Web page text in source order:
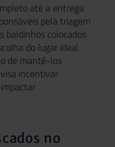
até a entrega
pela triagem
baldinhos colocados
do lugar ideal
de mantê-los
incentivar
no